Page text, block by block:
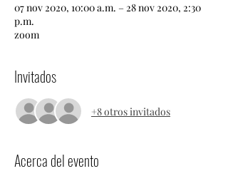
07 nov 2020, 10:00 a.m. – 28 nov 2020, 2:30
p.m.
zoom
Invitados
+8 otros invitados
Acerca del evento